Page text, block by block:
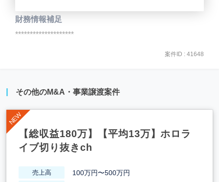
財務情報補足
********************
案件ID : 41648
その他のM&A・事業譲渡案件
【総収益180万】【平均13万】ホロラ
イブ切り抜きch
売上高 100万円〜500万円